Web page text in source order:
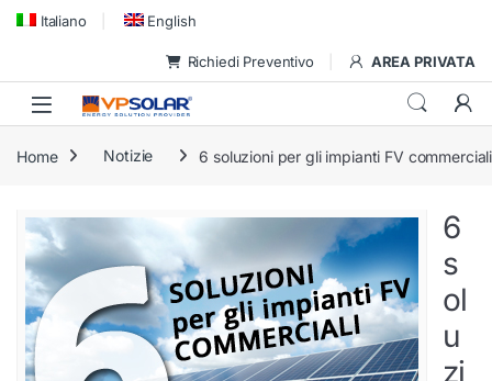
Skip to navigation
Skip to content
Italiano English
Richiedi Preventivo AREA PRIVATA
Home Notizie 6 soluzioni per gli impianti FV commerciali
6
s
ol
u
zi